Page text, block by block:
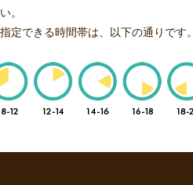
。
定できる時間帯は、以下の通りです。